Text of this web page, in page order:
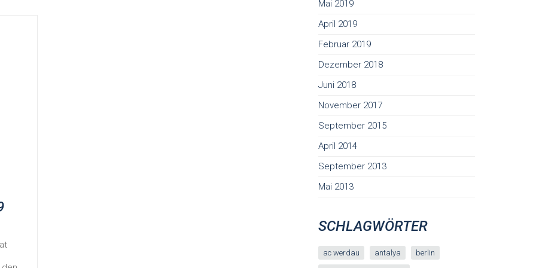
Mai 2019
April 2019
Februar 2019
Dezember 2018
Juni 2018
November 2017
September 2015
April 2014
September 2013
Mai 2013
SCHLAGWÖRTER
ac werdau antalya berlin